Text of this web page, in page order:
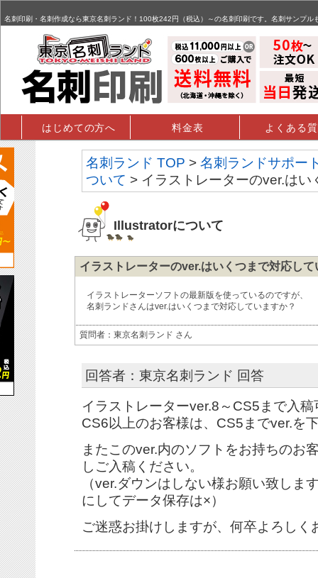
名刺印刷・名刺作成なら東京名刺ランド！100枚242円（税込）～の名刺印刷です。名刺サンプル
はじめての方へ 料金表 よくある
名刺ランド TOP > 名刺ランドサポー
ついて > イラストレーターのver.は
Illustratorについて
イラストレーターのver.はいくつまで対応して
質問者：東京名刺ランド さん
イラストレーターソフトの最新版を使っているのですが、
名刺ランドさんはver.はいくつまで対応していますか？
回答者：東京名刺ランド 回答
イラストレーターver.8～CS5まで入
CS6以上のお客様は、CS5までver.を
またこのver.内のソフトをお持ちのお
しご入稿ください。
（ver.ダウンはしない様お願い致しま
にしてデータ保存は×）
ご迷惑お掛けしますが、何卒よろしく